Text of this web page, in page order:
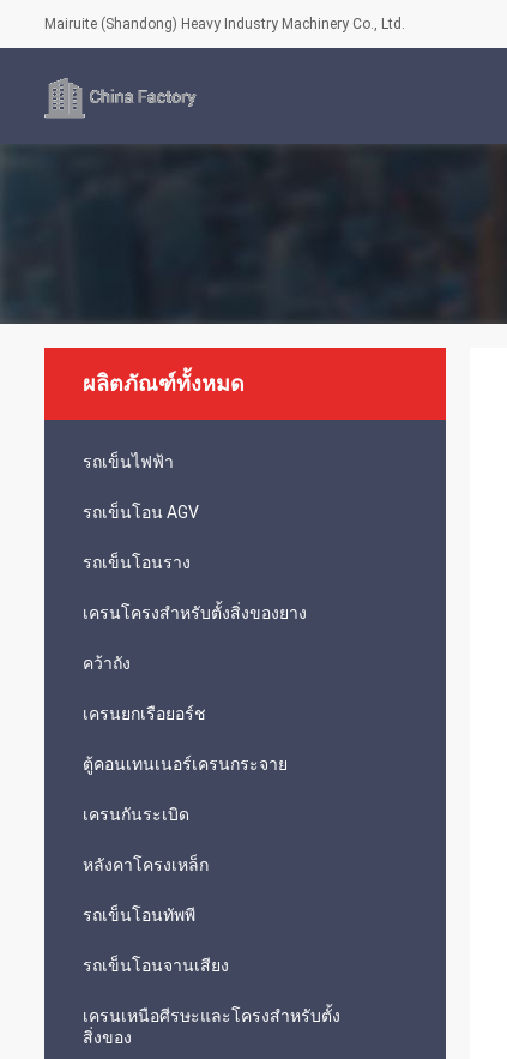
Mairuite (Shandong) Heavy Industry Machinery Co., Ltd.
ผลิตภัณฑ์ทั้งหมด
รถเข็นไฟฟ้า
รถเข็นโอน AGV
รถเข็นโอนราง
เครนโครงสำหรับตั้งสิ่งของยาง
คว้าถัง
เครนยกเรือยอร์ช
ตู้คอนเทนเนอร์เครนกระจาย
เครนกันระเบิด
หลังคาโครงเหล็ก
รถเข็นโอนทัพพี
รถเข็นโอนจานเสียง
เครนเหนือศีรษะและโครงสำหรับตั้ง
สิ่งของ